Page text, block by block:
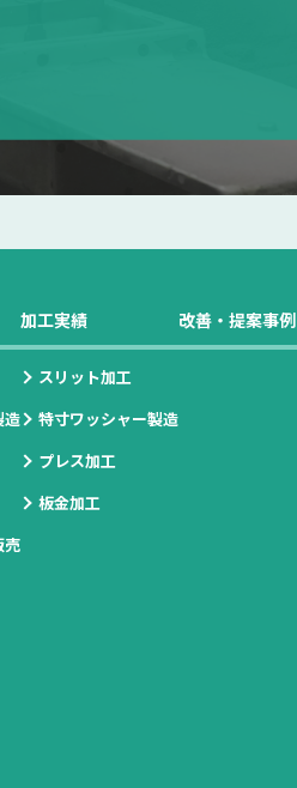
造
売
加工実績
スリット加工
特寸ワッシャー製造
プレス加工
板金加工
改善・提案事例